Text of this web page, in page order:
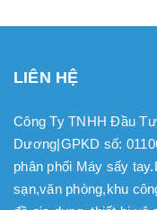
LIÊN HỆ
Công Ty TNHH Đầu
Dương|GPKD số:
phân phối Máy sấy
sạn,văn phòng,khu